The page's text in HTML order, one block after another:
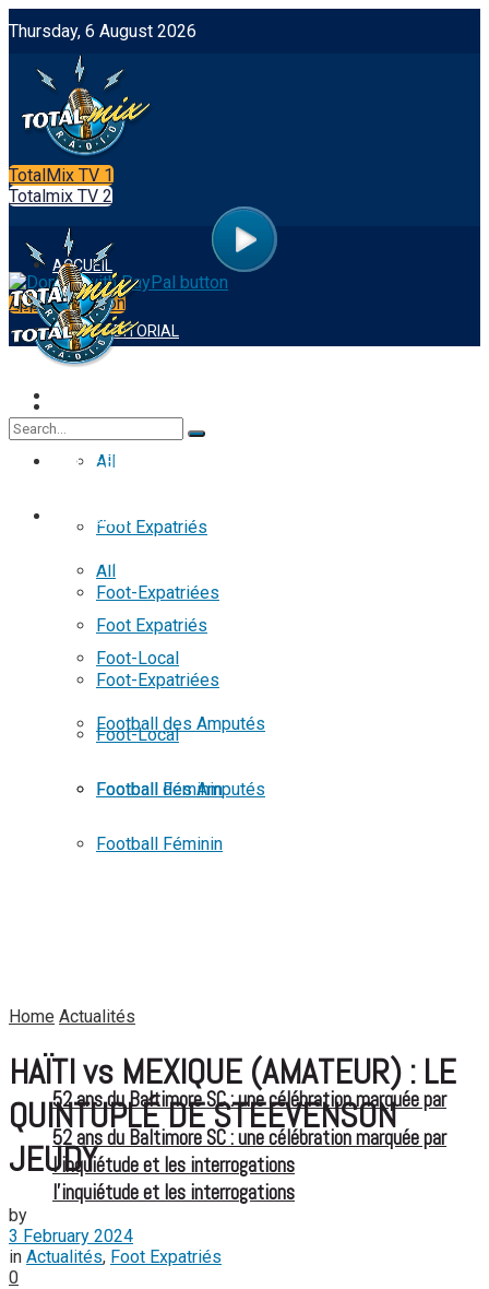
Thursday, 6 August 2026
TotalMix TV 1
Totalmix TV 2
App Integration
ACCUEIL
NOTRE EDITORIAL
All
Foot Expatriés
Foot-Expatriées
Foot-Local
Football des Amputés
Football Féminin
52 ans du Baltimore SC : une célébration marquée par
l’inquiétude et les interrogations
NOTRE EDITORIAL
FOOTBALL
All
Foot Expatriés
Foot-Expatriées
Foot-Local
Football des Amputés
Football Féminin
52 ans du Baltimore SC : une célébration marquée par
l’inquiétude et les interrogations
View All Result
Home Actualités
HAÏTI vs MEXIQUE (AMATEUR) : LE
QUINTUPLÉ DE STEEVENSON
JEUDY
by
3 February 2024
in Actualités, Foot Expatriés
0